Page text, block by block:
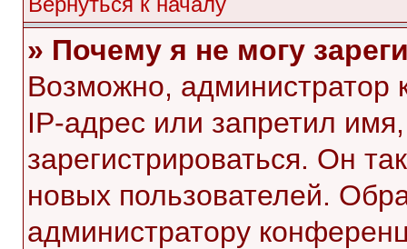
» Почему я не могу
Возможно, администратор
IP-адрес или запретил
зарегистрироваться. Он
новых пользователей.
администратору